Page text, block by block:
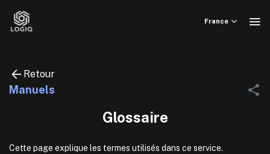
France
Retour
Manuels
Glossaire
Cette page explique les termes utilisés dans ce service.